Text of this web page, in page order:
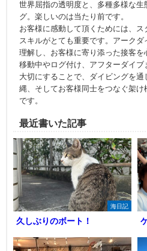
世界屈指の透明度と、多種多様な
グ。楽しいのは当たり前です。
お客様に感動して頂くためには、
スキルがとても重要です。アーク
理解し、お客様に寄り添った接客を
移動中やログ付け、アフターダイ
大切にすることで、ダイビングを
縄、そしてお客様同士をつなぐ架
です。
最近書いた記事
海日記
久しぶりのボート！